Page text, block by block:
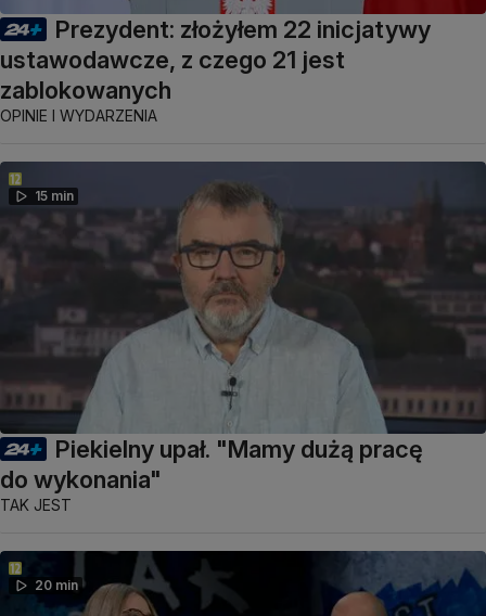
Prezydent: złożyłem 22 inicjatywy
ustawodawcze, z czego 21 jest
zablokowanych
OPINIE I WYDARZENIA
15 min
Piekielny upał. "Mamy dużą pracę
do wykonania"
TAK JEST
20 min